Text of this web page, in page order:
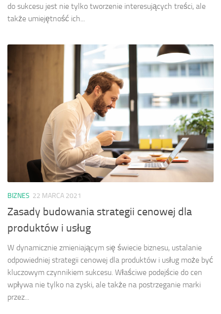
do sukcesu jest nie tylko tworzenie interesujących treści, ale
także umiejętność ich...
BIZNES 22 MARCA 2021
Zasady budowania strategii cenowej dla
produktów i usług
W dynamicznie zmieniającym się świecie biznesu, ustalanie
odpowiedniej strategii cenowej dla produktów i usług może być
kluczowym czynnikiem sukcesu. Właściwe podejście do cen
wpływa nie tylko na zyski, ale także na postrzeganie marki
przez...